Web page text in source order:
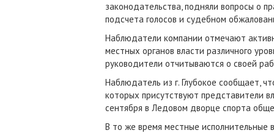
законодательства, подняли вопросы о
подсчета голосов и судебном
Наблюдатели компании отмечают
местных органов власти различного
руководители отчитываются о своей
Наблюдатель из г. Глубокое сообщает,
которых присутствуют представители
сентября в Ледовом дворце спорта
В то же время местные исполнительные